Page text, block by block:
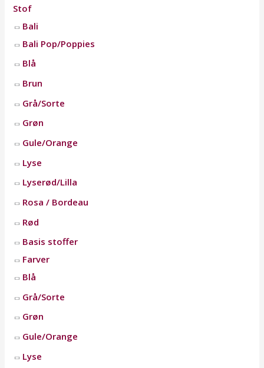
Stof
Bali
Bali Pop/Poppies
Blå
Brun
Grå/Sorte
Grøn
Gule/Orange
Lyse
Lyserød/Lilla
Rosa / Bordeau
Rød
Basis stoffer
Farver
Blå
Grå/Sorte
Grøn
Gule/Orange
Lyse